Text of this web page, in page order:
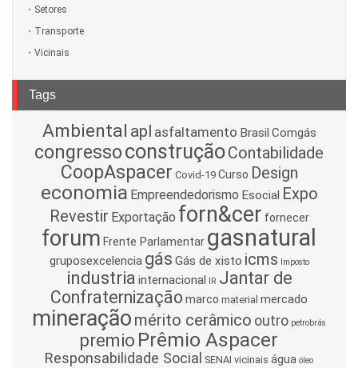
Setores
Transporte
Vicinais
Tags
Ambiental apl asfaltamento Brasil Comgás
congressoconstruçãoContabilidade
CoopAspacer Covid-19 Curso Design
economia Empreendedorismo Esocial Expo
Revestir Exportação forn&cer fornecer
forum Frente Parlamentar gasnatural
gruposexcelencia gás Gás de xisto icms Imposto
industria internacional IR Jantar de
Confraternização marco material mercado
mineração mérito cerâmico outro petrobrás
premio Prêmio Aspacer
Responsabilidade Social SENAI vicinais água óleo